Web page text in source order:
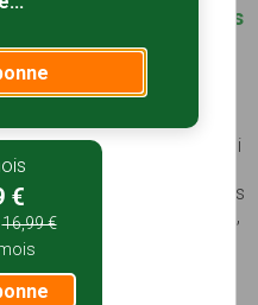
les plus beaux villages
de la Touraine,Angles-
à la tribu saxonne des
au Vème siècle, ainsi
la partie haute et la partie
à sa réputation, ce sont ses
broderies faites à la main,
et, beaucoup plus loin
sculptée magdalénienne
Sorciers...
€
16,99 €